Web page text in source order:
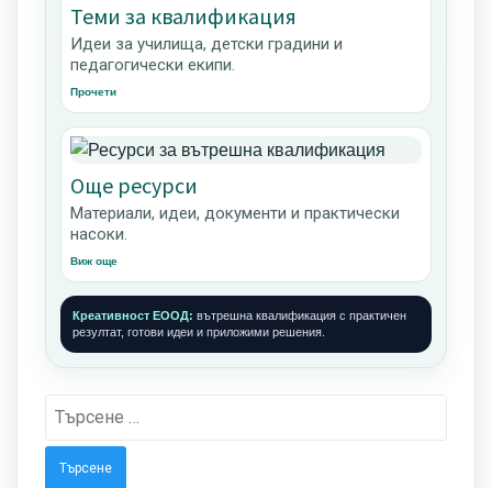
Теми за квалификация
Идеи за училища, детски градини и
педагогически екипи.
Прочети
Още ресурси
Материали, идеи, документи и практически
насоки.
Виж още
Креативност ЕООД: вътрешна квалификация с практичен
резултат, готови идеи и приложими решения.
Търсене